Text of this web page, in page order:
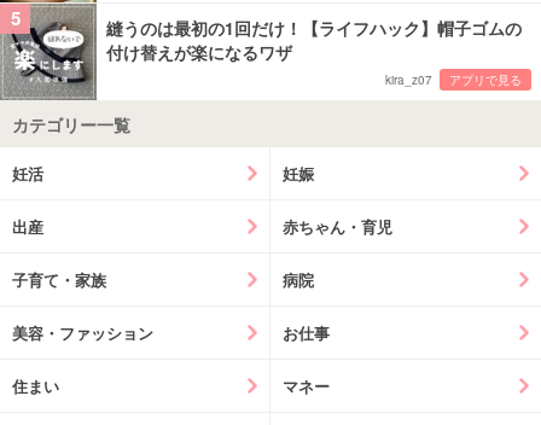
5
縫うのは最初の1回だけ！【ライフハック】帽子ゴムの
付け替えが楽になるワザ
kira_z07 アプリで見る
カテゴリー一覧
妊活 妊娠
出産 赤ちゃん・育児
子育て・家族 病院
美容・ファッション お仕事
住まい マネー